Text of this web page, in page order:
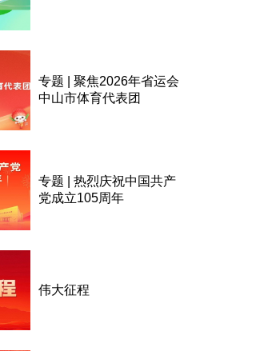
专题 | 聚焦2026年省运会
中山市体育代表团
专题 | 热烈庆祝中国共产
党成立105周年
伟大征程